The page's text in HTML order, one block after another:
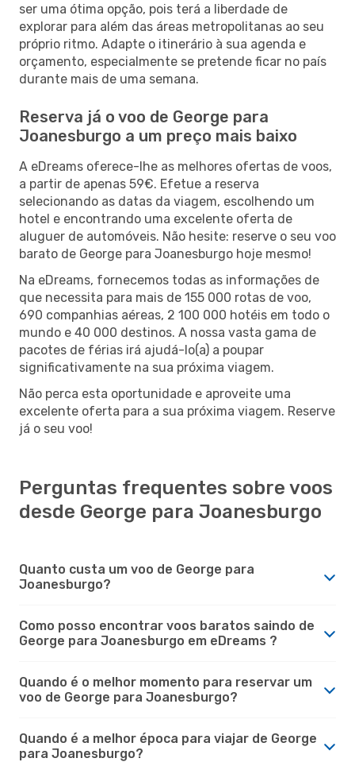
ser uma ótima opção, pois terá a liberdade de
explorar para além das áreas metropolitanas ao seu
próprio ritmo. Adapte o itinerário à sua agenda e
orçamento, especialmente se pretende ficar no país
durante mais de uma semana.
Reserva já o voo de George para
Joanesburgo a um preço mais baixo
A eDreams oferece-lhe as melhores ofertas de voos,
a partir de apenas 59€. Efetue a reserva
selecionando as datas da viagem, escolhendo um
hotel e encontrando uma excelente oferta de
aluguer de automóveis. Não hesite: reserve o seu voo
barato de George para Joanesburgo hoje mesmo!
Na eDreams, fornecemos todas as informações de
que necessita para mais de 155 000 rotas de voo,
690 companhias aéreas, 2 100 000 hotéis em todo o
mundo e 40 000 destinos. A nossa vasta gama de
pacotes de férias irá ajudá-lo(a) a poupar
significativamente na sua próxima viagem.
Não perca esta oportunidade e aproveite uma
excelente oferta para a sua próxima viagem. Reserve
já o seu voo!
Perguntas frequentes sobre voos
desde George para Joanesburgo
Quanto custa um voo de George para
Joanesburgo?
Como posso encontrar voos baratos saindo de
George para Joanesburgo em eDreams ?
Quando é o melhor momento para reservar um
voo de George para Joanesburgo?
Quando é a melhor época para viajar de George
para Joanesburgo?